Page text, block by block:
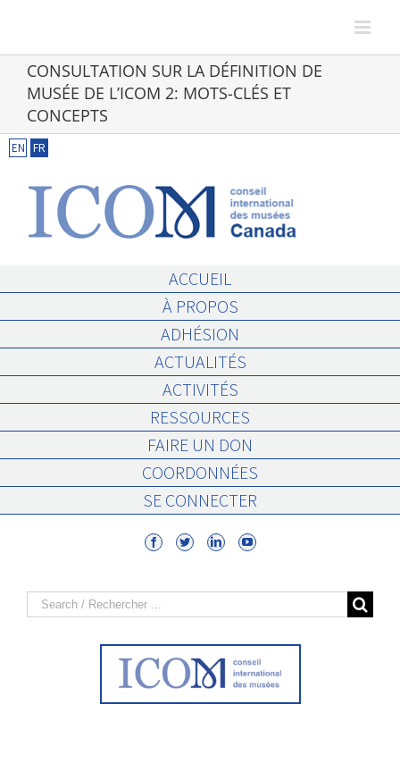
content
CONSULTATION SUR LA DÉFINITION DE
MUSÉE DE L’ICOM 2: MOTS-CLÉS ET
CONCEPTS
EN FR
ACCUEIL
À PROPOS
ADHÉSION
ACTUALITÉS
ACTIVITÉS
RESSOURCES
FAIRE UN DON
COORDONNÉES
SE CONNECTER
Search